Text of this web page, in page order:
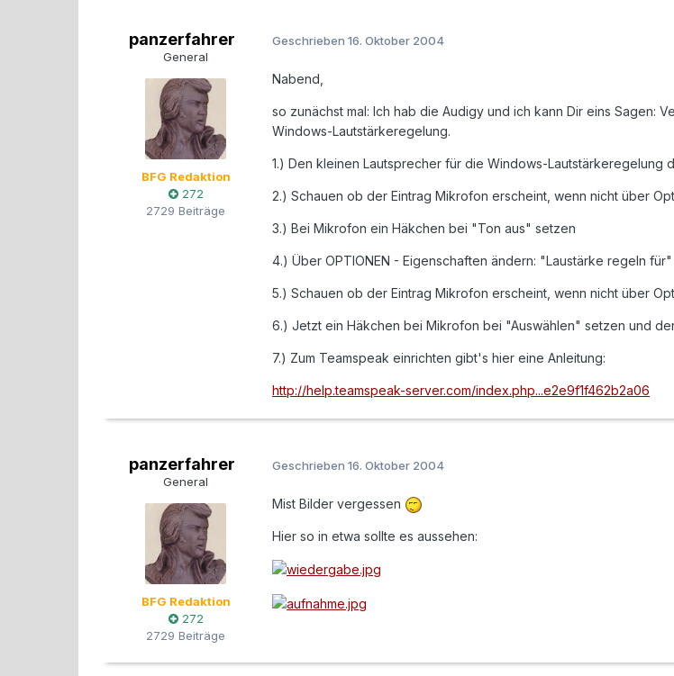
panzerfahrer
General
BFG Redaktion
272
2729 Beiträge
Geschrieben 16. Oktober 2004
Nabend,
so zunächst mal: Ich hab die Audigy und ich kann Dir eins Sagen:
Windows-Lautstärkeregelung.
1.) Den kleinen Lautsprecher für die Windows-Lautstärkeregelung
2.) Schauen ob der Eintrag Mikrofon erscheint, wenn nicht über
3.) Bei Mikrofon ein Häkchen bei "Ton aus" setzen
4.) Über OPTIONEN - Eigenschaften ändern: "Laustärke regeln
5.) Schauen ob der Eintrag Mikrofon erscheint, wenn nicht über
6.) Jetzt ein Häkchen bei Mikrofon bei "Auswählen" setzen und
7.) Zum Teamspeak einrichten gibt's hier eine Anleitung:
http://help.teamspeak-server.com/index.php...e2e9f1f462b2a06
panzerfahrer
General
BFG Redaktion
272
2729 Beiträge
Geschrieben 16. Oktober 2004
Mist Bilder vergessen
Hier so in etwa sollte es aussehen: